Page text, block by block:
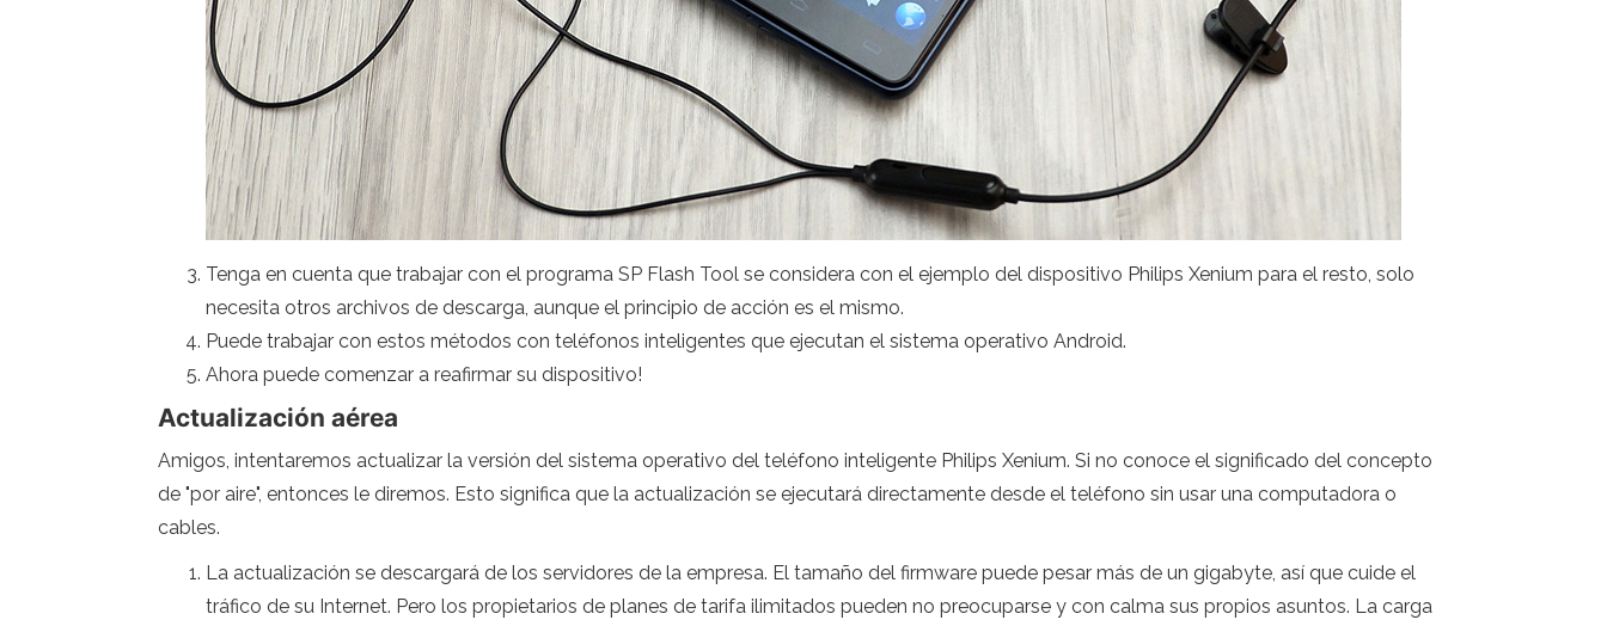
Tenga en cuenta que trabajar con el programa SP Flash Tool se considera con el ejemplo del dispositivo Philips Xenium para el resto, solo
necesita otros archivos de descarga, aunque el principio de acción es el mismo.
Puede trabajar con estos métodos con teléfonos inteligentes que ejecutan el sistema operativo Android.
Ahora puede comenzar a reafirmar su dispositivo!
Actualización aérea
Amigos, intentaremos actualizar la versión del sistema operativo del teléfono inteligente Philips Xenium. Si no conoce el significado del concepto
de "por aire", entonces le diremos. Esto significa que la actualización se ejecutará directamente desde el teléfono sin usar una computadora o
cables.
La actualización se descargará de los servidores de la empresa. El tamaño del firmware puede pesar más de un gigabyte, así que cuide el
tráfico de su Internet. Pero los propietarios de planes de tarifa ilimitados pueden no preocuparse y con calma sus propios asuntos. La carga